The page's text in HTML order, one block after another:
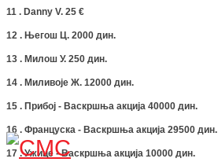
11 . Danny V. 25 €
12 . Његош Ц. 2000 дин.
13 . Милош У. 250 дин.
14 . Миливоје Ж. 12000 дин.
15 . Прибој - Васкршња акција 40000 дин.
16 . Француска - Васкршња акција 29500 дин.
17 . Ужице - Васкршња акција 10000 дин.